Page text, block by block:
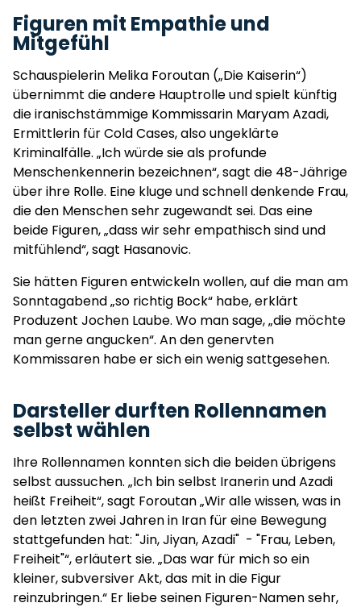
Figuren mit Empathie und
Mitgefühl
Schauspielerin Melika Foroutan („Die Kaiserin“)
übernimmt die andere Hauptrolle und spielt künftig
die iranischstämmige Kommissarin Maryam Azadi,
Ermittlerin für Cold Cases, also ungeklärte
Kriminalfälle. „Ich würde sie als profunde
Menschenkennerin bezeichnen“, sagt die 48-Jährige
über ihre Rolle. Eine kluge und schnell denkende Frau,
die den Menschen sehr zugewandt sei. Das eine
beide Figuren, „dass wir sehr empathisch sind und
mitfühlend“, sagt Hasanovic.
Sie hätten Figuren entwickeln wollen, auf die man am
Sonntagabend „so richtig Bock“ habe, erklärt
Produzent Jochen Laube. Wo man sage, „die möchte
man gerne angucken“. An den genervten
Kommissaren habe er sich ein wenig sattgesehen.
Darsteller durften Rollennamen
selbst wählen
Ihre Rollennamen konnten sich die beiden übrigens
selbst aussuchen. „Ich bin selbst Iranerin und Azadi
heißt Freiheit“, sagt Foroutan „Wir alle wissen, was in
den letzten zwei Jahren in Iran für eine Bewegung
stattgefunden hat: "Jin, Jiyan, Azadi" - "Frau, Leben,
Freiheit"“, erläutert sie. „Das war für mich so ein
kleiner, subversiver Akt, das mit in die Figur
reinzubringen.“ Er liebe seinen Figuren-Namen sehr,